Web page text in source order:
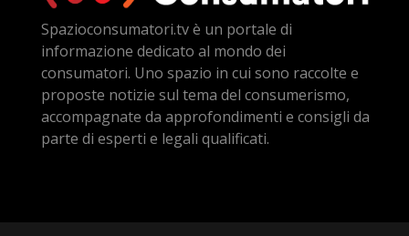
Spazioconsumatori.tv è un portale di
informazione dedicato al mondo dei
consumatori. Uno spazio in cui sono raccolte e
proposte notizie sul tema del consumerismo,
accompagnate da approfondimenti e consigli da
parte di esperti e legali qualificati.